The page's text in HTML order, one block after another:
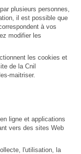
plusieurs personnes,
il est possible que
à vos
modifier les
les cookies et
de la Cnil
maitriser.
ligne et applications
vers des sites Web
l'utilisation, la